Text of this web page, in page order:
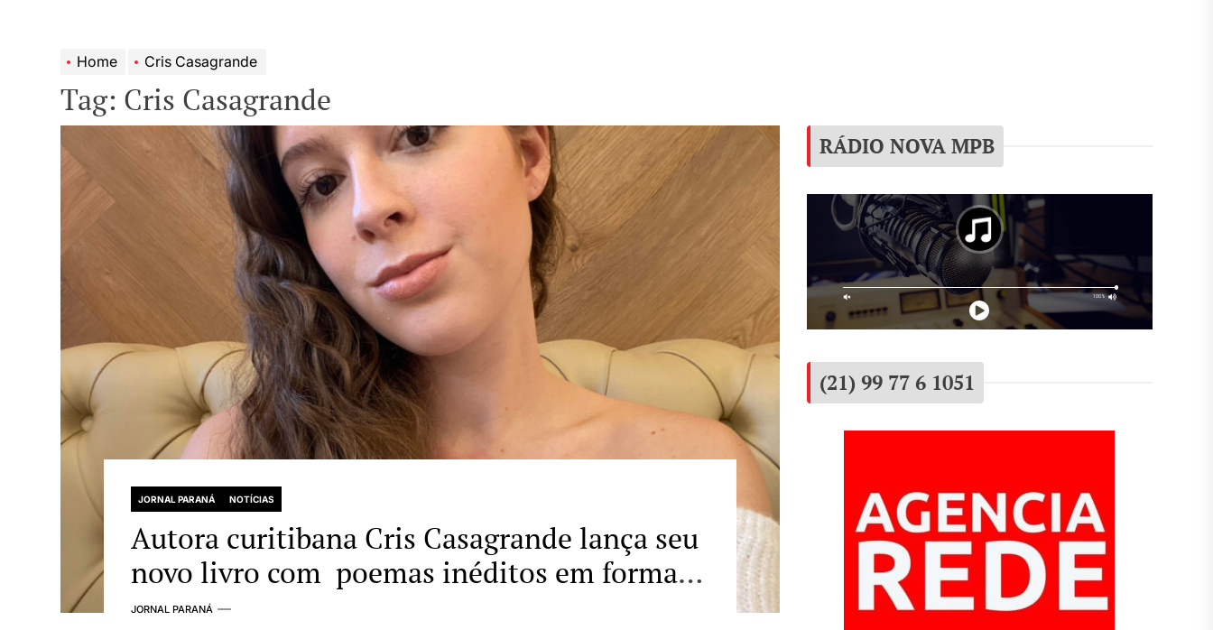
Home Cris Casagrande
Tag: Cris Casagrande
JORNAL PARANÁ NOTÍCIAS
Autora curitibana Cris Casagrande lança seu
novo livro com poemas inéditos em formato
de Cartas
JORNAL PARANÁ
RÁDIO NOVA MPB
(21) 99 77 6 1051